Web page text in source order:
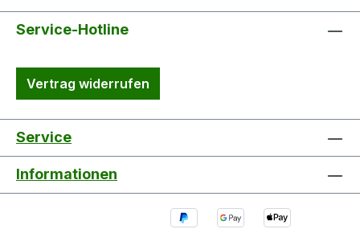
Service-Hotline
Vertrag widerrufen
Service
Informationen